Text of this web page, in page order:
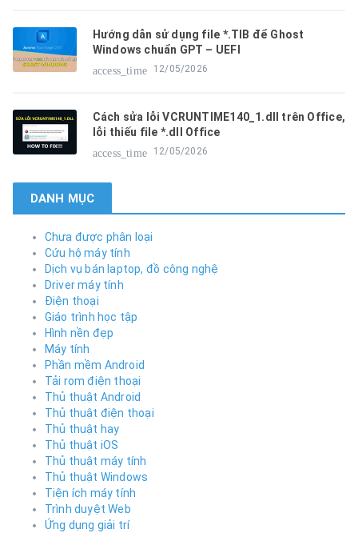
Hướng dẫn sử dụng file *.TIB để Ghost
Windows chuẩn GPT – UEFI
access_time
12/05/2026
Cách sửa lỗi VCRUNTIME140_1.dll trên Office,
lỗi thiếu file *.dll Office
access_time
12/05/2026
DANH MỤC
Chưa được phân loại
Cứu hộ máy tính
Dịch vụ bán laptop, đồ công nghệ
Driver máy tính
Điện thoại
Giáo trình học tập
Hình nền đẹp
Máy tính
Phần mềm Android
Tải rom điện thoại
Thủ thuật Android
Thủ thuật điện thoại
Thủ thuật hay
Thủ thuật iOS
Thủ thuật máy tính
Thủ thuật Windows
Tiện ích máy tính
Trình duyệt Web
Ứng dụng giải trí